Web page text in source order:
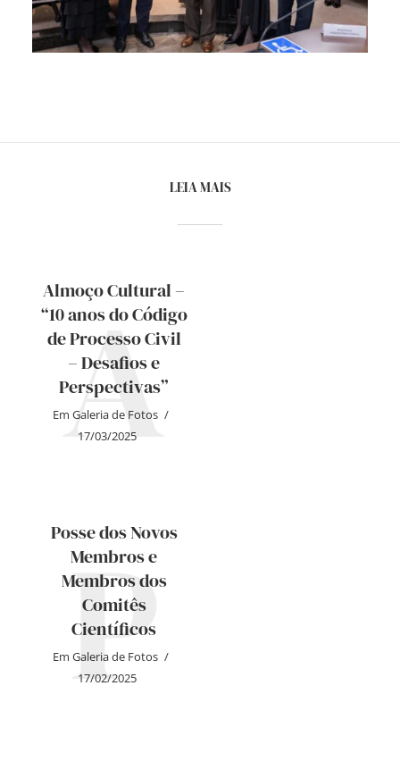
LEIA MAIS
Almoço Cultural –
“10 anos do Código
de Processo Civil
– Desafios e
Perspectivas”
Em Galeria de Fotos
17/03/2025
A
Posse dos Novos
Membros e
Membros dos
Comitês
Científicos
Em Galeria de Fotos
17/02/2025
P